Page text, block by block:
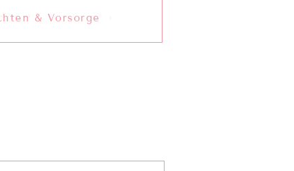
& Vorsorge